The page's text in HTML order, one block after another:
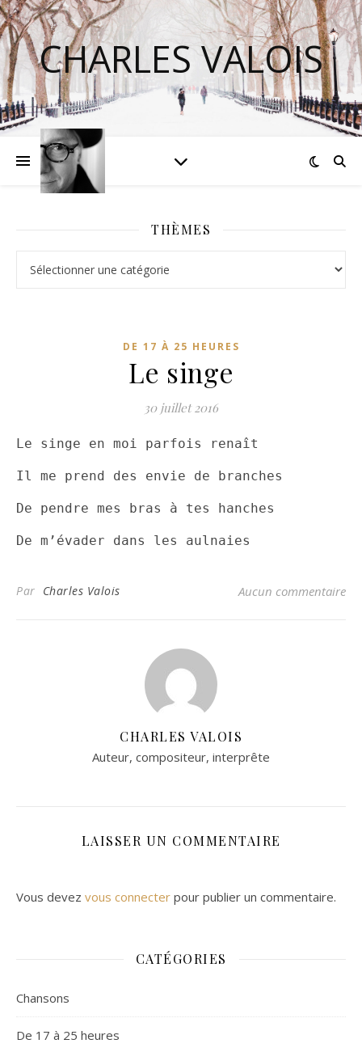
CHARLES VALOIS
THÈMES
DE 17 À 25 HEURES
Le singe
30 juillet 2016
Le singe en moi parfois renaît
Il me prend des envie de branches
De pendre mes bras à tes hanches
De m’évader dans les aulnaies
Par Charles Valois Aucun commentaire
CHARLES VALOIS
Auteur, compositeur, interprête
LAISSER UN COMMENTAIRE
Vous devez vous connecter pour publier un commentaire.
CATÉGORIES
Chansons
De 17 à 25 heures